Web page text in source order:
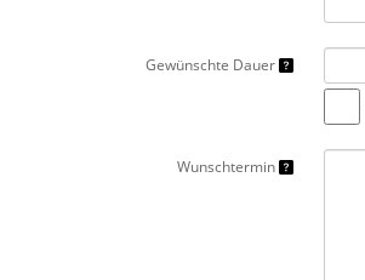
Gewünschte Dauer
Wunschtermin